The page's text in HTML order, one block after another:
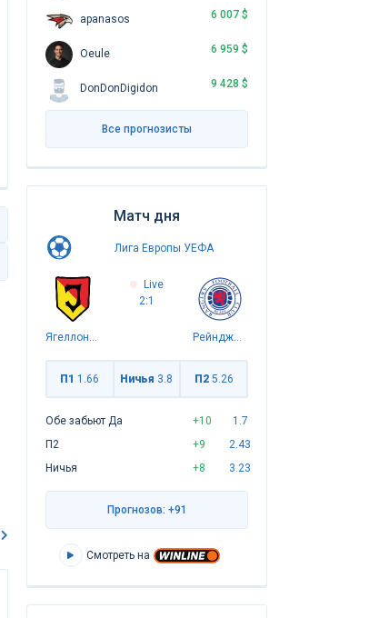
apanasos 6 007 $
Oeule 6 959 $
DonDonDigidon 9 428 $
Все прогнозисты
Матч дня
Лига Европы УЕФА
Ягеллония
Live
2:1
Рейнджерс
П1 1.66 Ничья 3.8 П2 5.26
Обе забьют Да +10
1.7
П2
+9
2.43
Ничья
+8 3.23
Прогнозов: +91
Смотреть на